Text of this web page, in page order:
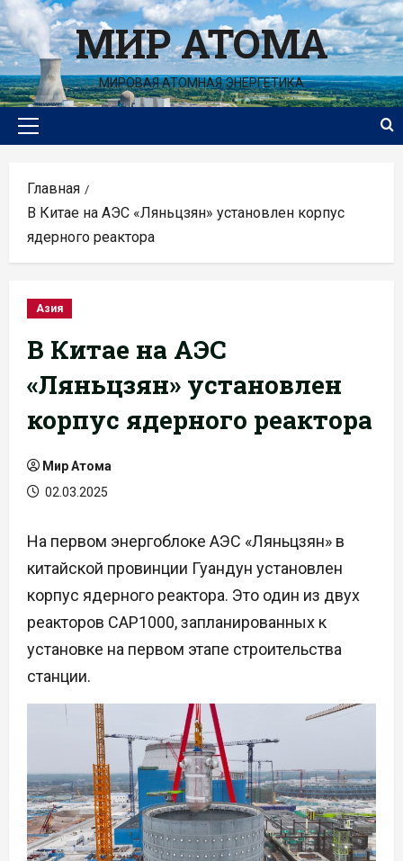
Перейти
к
содержимомуМИР АТОМА
МИРОВАЯ АТОМНАЯ ЭНЕРГЕТИКА
Основное
Главная
В Китае на АЭС «Ляньцзян» установлен корпус
ядерного реактора
Азия
В Китае на АЭС
«Ляньцзян» установлен
корпус ядерного реактора
Мир Атома
02.03.2025
На первом энергоблоке АЭС «Ляньцзян» в
китайской провинции Гуандун установлен
корпус ядерного реактора. Это один из двух
реакторов CAP1000, запланированных к
установке на первом этапе строительства
станции.